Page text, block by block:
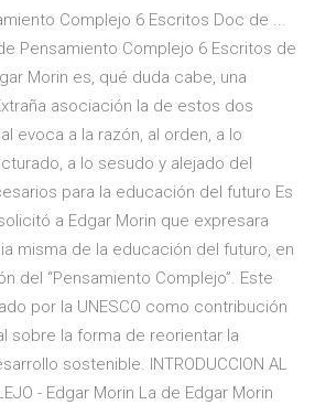
Complejo 6 Escritos Doc de ...
Pensamiento Complejo 6 Escritos de
Morin es, qué duda cabe, una
asociación la de estos dos
evoca a la razón, al orden, a lo
a lo sesudo y alejado del
para la educación del futuro Es
a Edgar Morin que expresara
misma de la educación del futuro, en
del “Pensamiento Complejo”. Este
por la UNESCO como contribución
sobre la forma de reorientar la
sostenible. INTRODUCCION AL
- Edgar Morin La de Edgar Morin